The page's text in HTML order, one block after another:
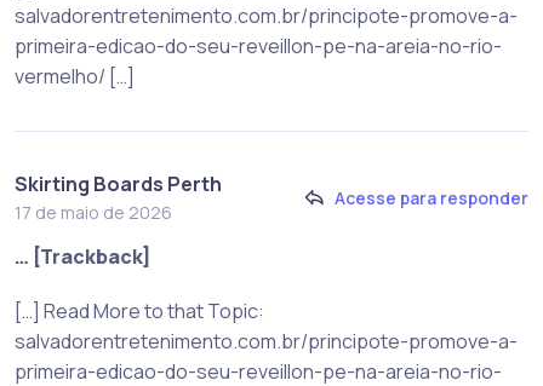
salvadorentretenimento.com.br/principote-promove-a-
primeira-edicao-do-seu-reveillon-pe-na-areia-no-rio-
vermelho/ […]
Skirting Boards Perth
17 de maio de 2026
Acesse para responder
… [Trackback]
[…] Read More to that Topic:
salvadorentretenimento.com.br/principote-promove-a-
primeira-edicao-do-seu-reveillon-pe-na-areia-no-rio-